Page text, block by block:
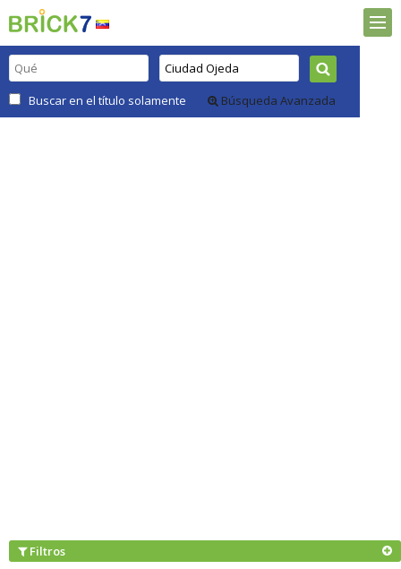
Buscar en el título solamente Búsqueda Avanzada
Filtros